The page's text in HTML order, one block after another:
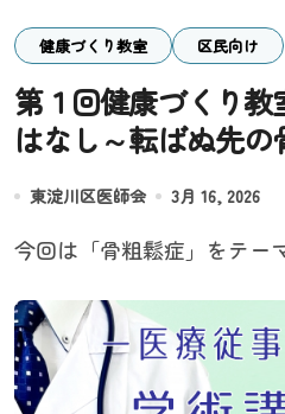
健康づくり教室 区民向け
第１回健康づくり
はなし～転ばぬ先の
東淀川区医師会 3月 16, 2026
今回は「骨粗鬆症」をテー